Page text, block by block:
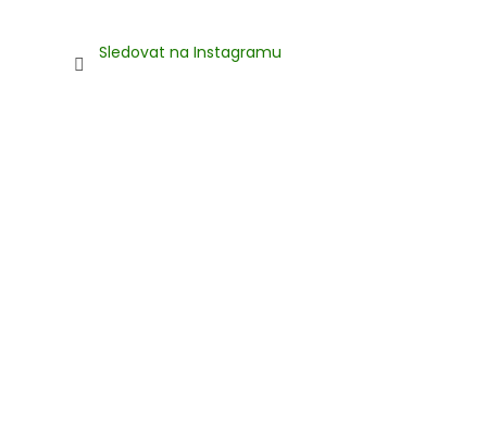
Sledovat na Instagramu